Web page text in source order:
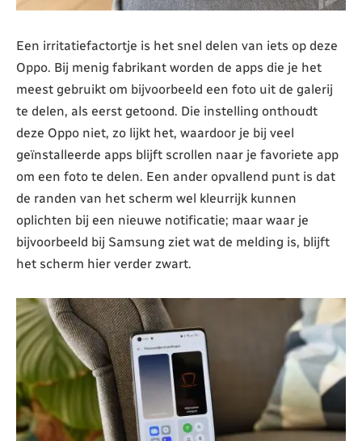
Een irritatiefactortje is het snel delen van iets op deze
Oppo. Bij menig fabrikant worden de apps die je het
meest gebruikt om bijvoorbeeld een foto uit de galerij
te delen, als eerst getoond. Die instelling onthoudt
deze Oppo niet, zo lijkt het, waardoor je bij veel
geïnstalleerde apps blijft scrollen naar je favoriete app
om een foto te delen. Een ander opvallend punt is dat
de randen van het scherm wel kleurrijk kunnen
oplichten bij een nieuwe notificatie; maar waar je
bijvoorbeeld bij Samsung ziet wat de melding is, blijft
het scherm hier verder zwart.